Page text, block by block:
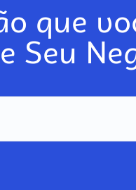
que
Seu